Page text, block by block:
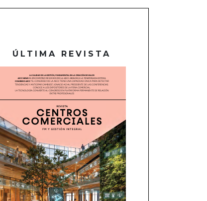
ÚLTIMA REVISTA